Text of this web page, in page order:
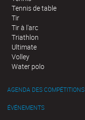
Tennis de table
Tir
Tir à l'arc
Triathlon
Ultimate
Volley
Water polo
AGENDA DES COMPÉTITIONS
ÉVÉNEMENTS